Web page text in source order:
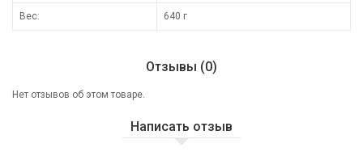
Вес: 640 г
Отзывы (0)
Нет отзывов об этом товаре.
Написать отзыв